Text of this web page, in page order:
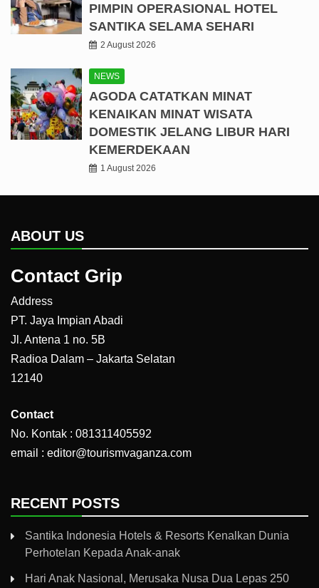
PIMPIN OPERASIONAL HOTEL
SANTIKA SELAMA SEHARI
2 August 2026
NEWS
AGODA CATATKAN MINAT
KENAIKAN MINAT WISATA
DOMESTIK JELANG LIBUR HARI
KEMERDEKAAN
1 August 2026
ABOUT US
Contact Grip
Address
PT. Jaya Impian Abadi
Jl. Antena 1 no. 5B
Radioa Dalam – Jakarta Selatan
12140
Contact
No. Kontak : 081311405592
email : editor@tourismvaganza.com
RECENT POSTS
Santika Indonesia Hotels & Resorts Kenalkan Dunia
Perhotelan Kepada Anak-anak
Hari Anak Nasional, Merusaka Nusa Dua Lepas 250